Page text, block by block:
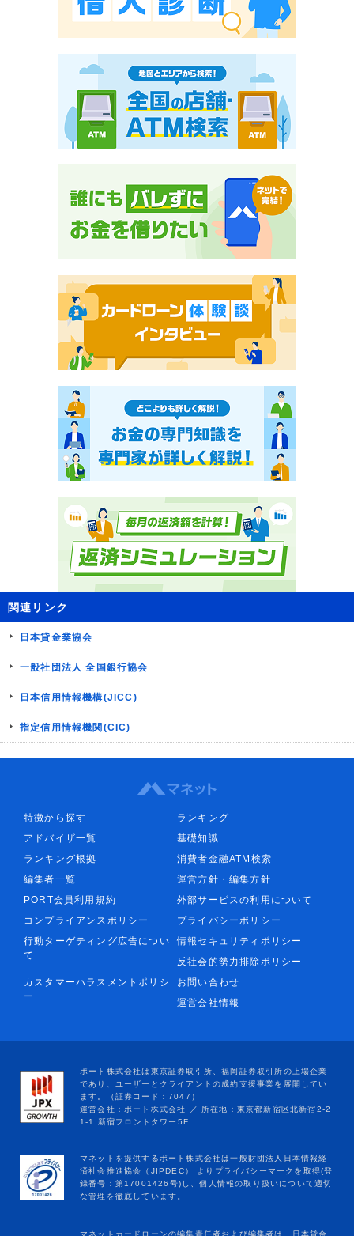
関連リンク
日本貸金業協会
一般社団法人 全国銀行協会
日本信用情報機構(JICC)
指定信用情報機関(CIC)
特徴から探す
ランキング
アドバイザ一覧
基礎知識
ランキング根拠
消費者金融ATM検索
編集者一覧
運営方針・編集方針
PORT会員利用規約
外部サービスの利用について
コンプライアンスポリシー
プライバシーポリシー
行動ターゲティング広告につい
て
情報セキュリティポリシー
反社会的勢力排除ポリシー
カスタマーハラスメントポリシ
ー
お問い合わせ
運営会社情報
マネットカードローンの編集責任者および編集者は、日本貸金